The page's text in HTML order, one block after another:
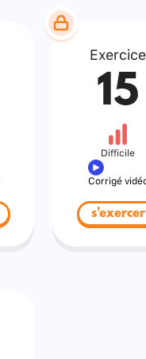
Exercice
15
Difficile
Corrigé
s'exercer